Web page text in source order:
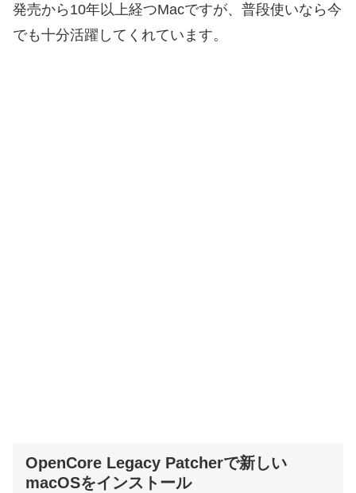
発売から10年以上経つMacですが、普段使いなら今
でも十分活躍してくれています。
OpenCore Legacy Patcherで新しい
macOSをインストール